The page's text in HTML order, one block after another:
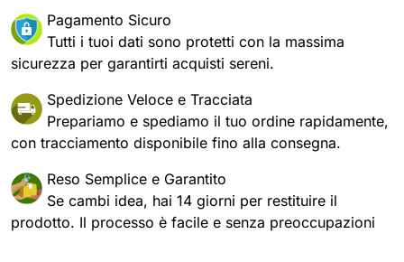
Pagamento Sicuro
Tutti i tuoi dati sono protetti con la massima
sicurezza per garantirti acquisti sereni.
Spedizione Veloce e Tracciata
Prepariamo e spediamo il tuo ordine rapidamente,
con tracciamento disponibile fino alla consegna.
Reso Semplice e Garantito
Se cambi idea, hai 14 giorni per restituire il
prodotto. Il processo è facile e senza preoccupazioni